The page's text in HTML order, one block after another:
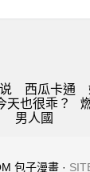
西瓜卡通
天也很乖？
男人國
包子漫畫 ·